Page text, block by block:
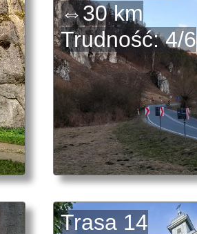
Trasa 14
⇔30 km
Trudność: 4/6